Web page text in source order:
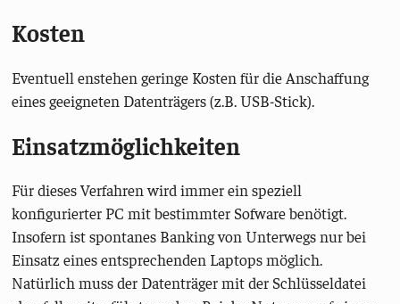
Kosten
Eventuell enstehen geringe Kosten für die Anschaffung
eines geeigneten Datenträgers (z.B. USB-Stick).
Einsatzmöglichkeiten
Für dieses Verfahren wird immer ein speziell
konfigurierter PC mit bestimmter Sofware benötigt.
Insofern ist spontanes Banking von Unterwegs nur bei
Einsatz eines entsprechenden Laptops möglich.
Natürlich muss der Datenträger mit der Schlüsseldatei